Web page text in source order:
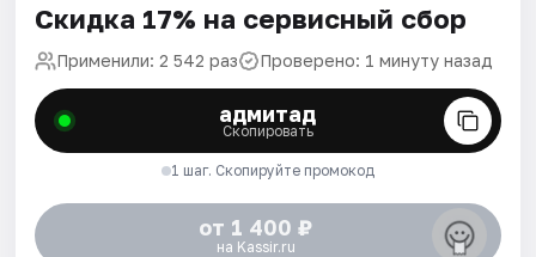
Скидка 17% на сервисный сбор
Применили: 2 542 раз Проверено: 1 минуту назад
адмитад
Скопировать
1 шаг. Скопируйте промокод
от 1 400 ₽
на Kassir.ru